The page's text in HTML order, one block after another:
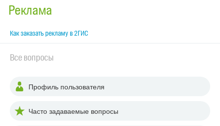
Реклама
Как заказать рекламу в 2ГИС
Все вопросы
Профиль пользователя
Часто задаваемые вопросы